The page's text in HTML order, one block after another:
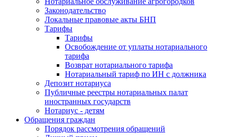
Законодательство
Локальные правовые акты БНП
Тарифы
Тарифы
Освобождение от уплаты нотариального
тарифа
Возврат нотариального тарифа
Нотариальный тариф по ИН с должника
Депозит нотариуса
Публичные реестры нотариальных палат
иностранных государств
Нотариус - детям
Обращения граждан
Порядок рассмотрения обращений